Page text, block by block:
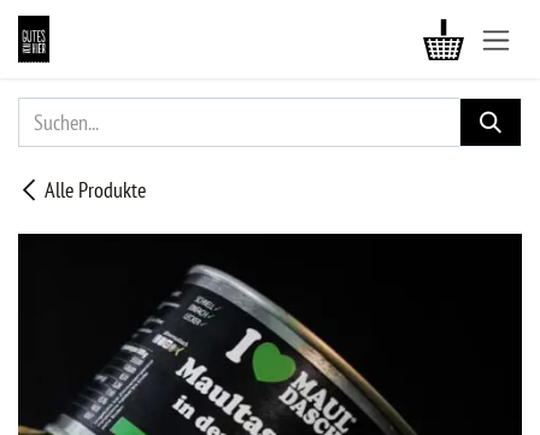
ZUM INHALT SPRINGEN
Alle Produkte